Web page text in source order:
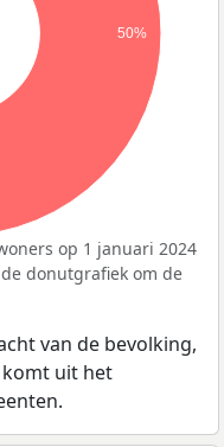
50%
op 1 januari 2024
donutgrafiek om de
van de bevolking,
uit het